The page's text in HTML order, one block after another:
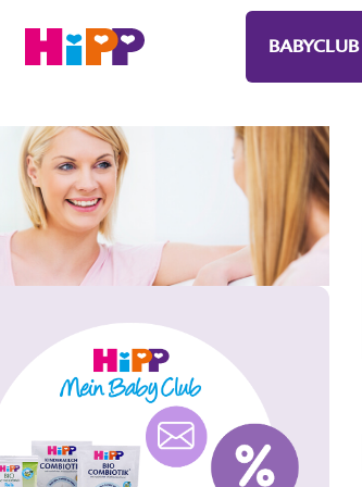
BABYCLUB